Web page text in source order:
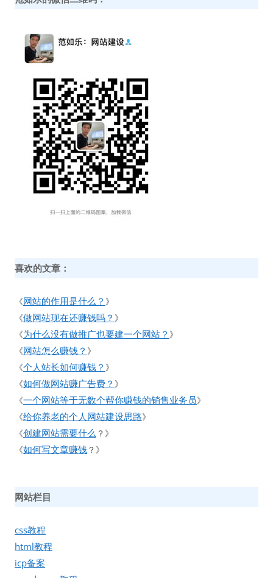
喜欢的文章：
《网站的作用是什么？ 》
《做网站现在还赚钱吗？ 》
《为什么没有做推广也要建一个网站？ 》
《网站怎么赚钱？ 》
《个人站长如何赚钱？ 》
《如何做网站赚广告费？ 》
《一个网站等于无数个帮你赚钱的销售业务员》
《给你养老的个人网站建设思路》
《创建网站需要什么 ？》
《如何写文章赚钱 ？》
网站栏目
css教程
html教程
icp备案